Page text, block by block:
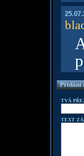
Přidání
TVÁ
TEXT